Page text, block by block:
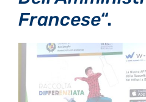
Francese“.